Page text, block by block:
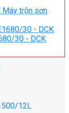
Máy trộn sơn
30 - DCK